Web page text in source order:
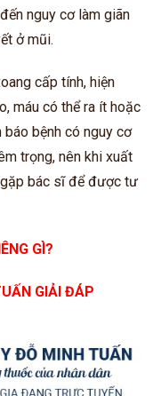
nguy cơ làm giãn
ở mũi.
cấp tính, hiện
máu có thể ra ít hoặc
báo bệnh có nguy cơ
trọng, nên khi xuất
gặp bác sĩ để được tư
GÌ?
GIẢI ĐÁP